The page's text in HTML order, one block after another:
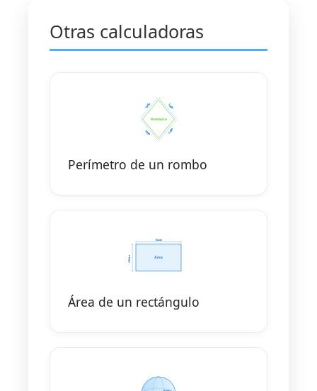
Otras calculadoras
Perímetro de un rombo
Área de un rectángulo